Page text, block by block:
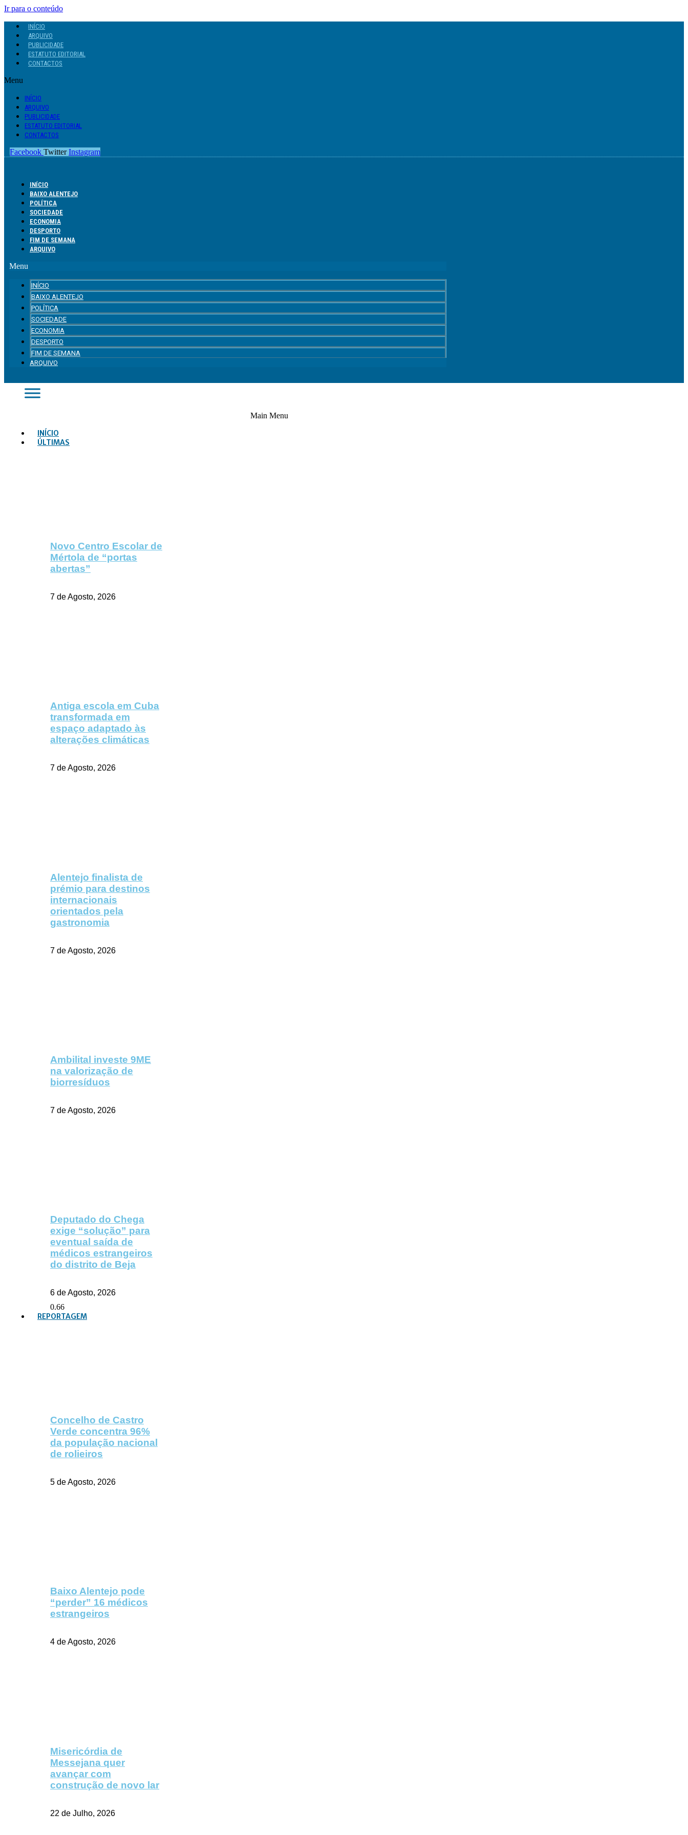
Ir para o conteúdo
INÍCIO
ARQUIVO
PUBLICIDADE
ESTATUTO EDITORIAL
CONTACTOS
Menu
INÍCIO
ARQUIVO
PUBLICIDADE
ESTATUTO EDITORIAL
CONTACTOS
Facebook Twitter Instagram
INÍCIO
BAIXO ALENTEJO
POLÍTICA
SOCIEDADE
ECONOMIA
DESPORTO
FIM DE SEMANA
ARQUIVO
Menu
INÍCIO
BAIXO ALENTEJO
POLÍTICA
SOCIEDADE
ECONOMIA
DESPORTO
FIM DE SEMANA
ARQUIVO
Main Menu
INÍCIO
ÚLTIMAS
Novo Centro Escolar de
Mértola de “portas
abertas”
7 de Agosto, 2026
Antiga escola em Cuba
transformada em
espaço adaptado às
alterações climáticas
7 de Agosto, 2026
Alentejo finalista de
prémio para destinos
internacionais
orientados pela
gastronomia
7 de Agosto, 2026
Ambilital investe 9ME
na valorização de
biorresíduos
7 de Agosto, 2026
Deputado do Chega
exige “solução” para
eventual saída de
médicos estrangeiros
do distrito de Beja
6 de Agosto, 2026
REPORTAGEM
Concelho de Castro
Verde concentra 96%
da população nacional
de rolieiros
5 de Agosto, 2026
Baixo Alentejo pode
“perder” 16 médicos
estrangeiros
4 de Agosto, 2026
Misericórdia de
Messejana quer
avançar com
construção de novo lar
22 de Julho, 2026